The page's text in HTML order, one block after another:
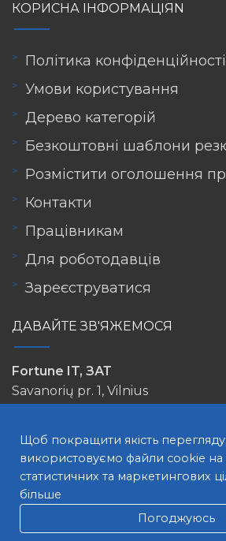
ПОШУК
КОРИСНА ІНФОРМАЦІЯN
Політика конфіденційності
Умови користування
Дерево категорій
Безкоштовні шаблони
Розмістити оголошення
Контакти
Працівникам
Для роботодавців
Зареєструватися
ДАВАЙТЕ ЗВ'ЯЖЕМОСЯ
Fortune IT, ЗАТ
Savanorių pr. 1, Vilnius
Щоб покращити якість
використовуємо файли cookie на
статистичних та маркетингових
більше
Погоджуюсь